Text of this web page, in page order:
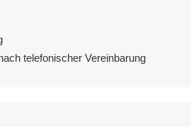
telefonischer Vereinbarung